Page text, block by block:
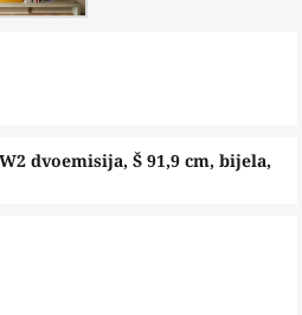
dvoemisija, Š 91,9 cm, bijela,